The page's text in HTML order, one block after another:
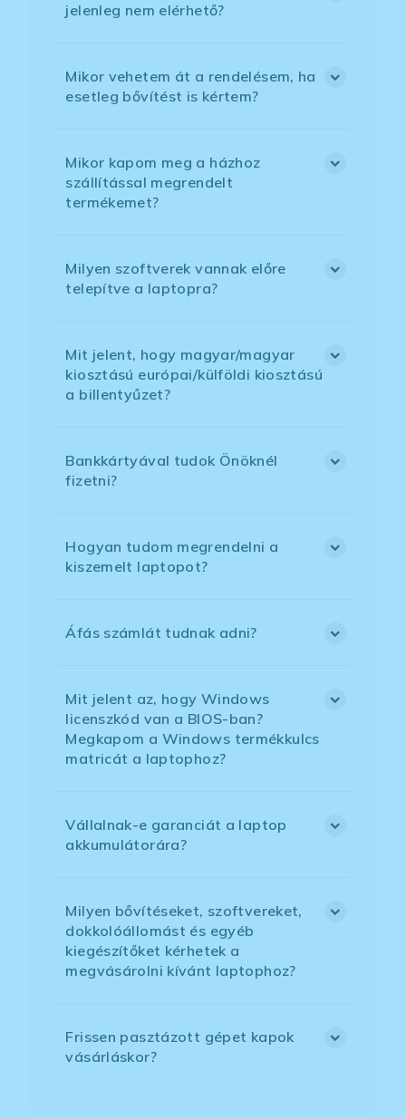
jelenleg nem elérhető?
Mikor vehetem át a rendelésem, ha
esetleg bővítést is kértem?
Mikor kapom meg a házhoz
szállítással megrendelt
termékemet?
Milyen szoftverek vannak előre
telepítve a laptopra?
Mit jelent, hogy magyar/magyar
kiosztású európai/külföldi kiosztású
a billentyűzet?
Bankkártyával tudok Önöknél
fizetni?
Hogyan tudom megrendelni a
kiszemelt laptopot?
Áfás számlát tudnak adni?
Mit jelent az, hogy Windows
licenszkód van a BIOS-ban?
Megkapom a Windows termékkulcs
matricát a laptophoz?
Vállalnak-e garanciát a laptop
akkumulátorára?
Milyen bővítéseket, szoftvereket,
dokkolóállomást és egyéb
kiegészítőket kérhetek a
megvásárolni kívánt laptophoz?
Frissen pasztázott gépet kapok
vásárláskor?